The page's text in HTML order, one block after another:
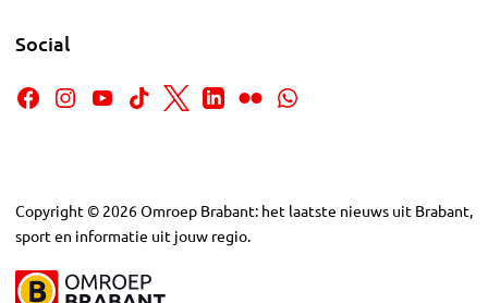
Social
Copyright © 2026Omroep Brabant: het laatste nieuws uit Brabant,
sport en informatie uit jouw regio.